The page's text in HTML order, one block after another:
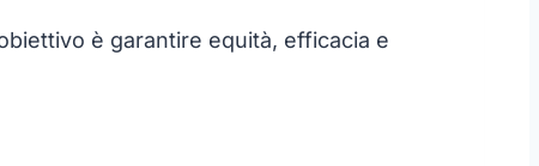
è garantire equità, efficacia e